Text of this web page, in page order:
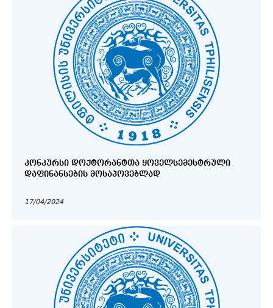
ᲙᲝᲜᲙᲣᲠᲡᲘ ᲓᲝᲥᲢᲝᲠᲐᲜᲢᲗᲐ ᲧᲝᲕᲔᲚᲡᲔᲛᲔᲡᲢᲠᲣᲚᲘ
ᲓᲐᲤᲘᲜᲐᲜᲡᲔᲑᲘᲡ ᲛᲝᲡᲐᲞᲝᲕᲔᲑᲚᲐᲓ
17/04/2024